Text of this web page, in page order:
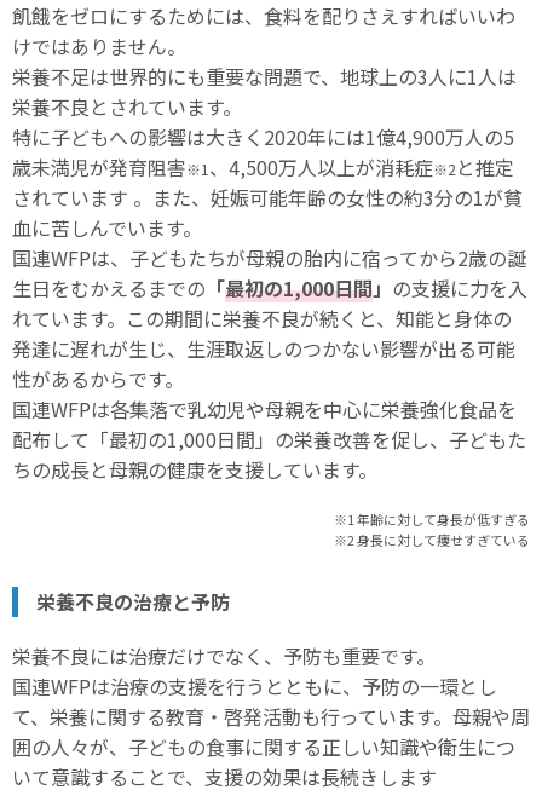
飢餓をゼロにするためには、食料を配りさえすればいいわ
けではありません。
栄養不足は世界的にも重要な問題で、地球上の3人に1人は
栄養不良とされています。
特に子どもへの影響は大きく2020年には1億4,900万人の5
歳未満児が発育阻害※1 、4,500万人以上が消耗症※2 と推定
されています 。また、妊娠可能年齢の女性の約3分の1が貧
血に苦しんでいます。
国連WFPは、子どもたちが母親の胎内に宿ってから2歳の誕
生日をむかえるまでの 「最初の1,000日間」 の支援に力を入
れています。この期間に栄養不良が続くと、知能と身体の
発達に遅れが生じ、生涯取返しのつかない影響が出る可能
性があるからです。
国連WFPは各集落で乳幼児や母親を中心に栄養強化食品を
配布して「最初の1,000日間」の栄養改善を促し、子どもた
ちの成長と母親の健康を支援しています。
※1 年齢に対して身長が低すぎる
※2 身長に対して痩せすぎている
栄養不良の治療と予防
栄養不良には治療だけでなく、予防も重要です。
国連WFPは治療の支援を行うとともに、予防の一環とし
て、栄養に関する教育・啓発活動も行っています。母親や周
囲の人々が、子どもの食事に関する正しい知識や衛生につ
いて意識することで、支援の効果は長続きします